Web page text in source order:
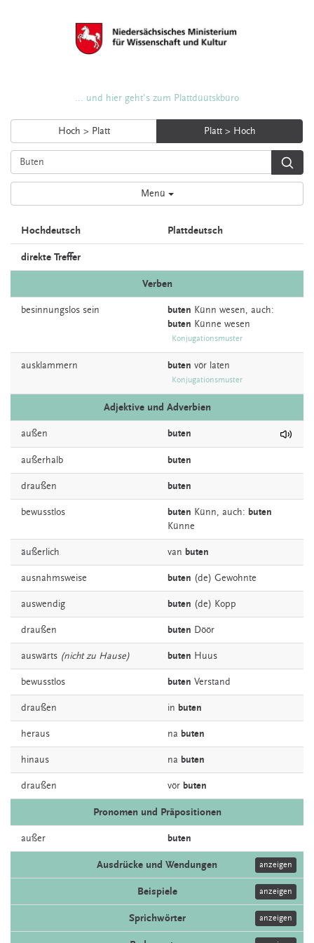
... und hier geht's zum Plattdüütskbüro
Hoch > Platt Platt > Hoch
Menü
Hochdeutsch Plattdeutsch
direkte Treffer
Verben
besinnungslos sein buten Künn wesen, auch:
buten Künne wesen
Konjugationsmuster
ausklammern buten vör laten
Konjugationsmuster
Adjektive und Adverbien
außen buten
außerhalb buten
draußen buten
bewusstlos buten Künn, auch: buten
Künne
äußerlich van buten
ausnahmsweise buten (de) Gewohnte
auswendig buten (de) Kopp
draußen buten Döör
auswärts (nicht zu Hause) buten Huus
bewusstlos buten Verstand
draußen in buten
heraus na buten
hinaus na buten
draußen vör buten
Pronomen und Präpositionen
außer buten
Ausdrücke und Wendungen anzeigen
Beispiele anzeigen
Sprichwörter anzeigen